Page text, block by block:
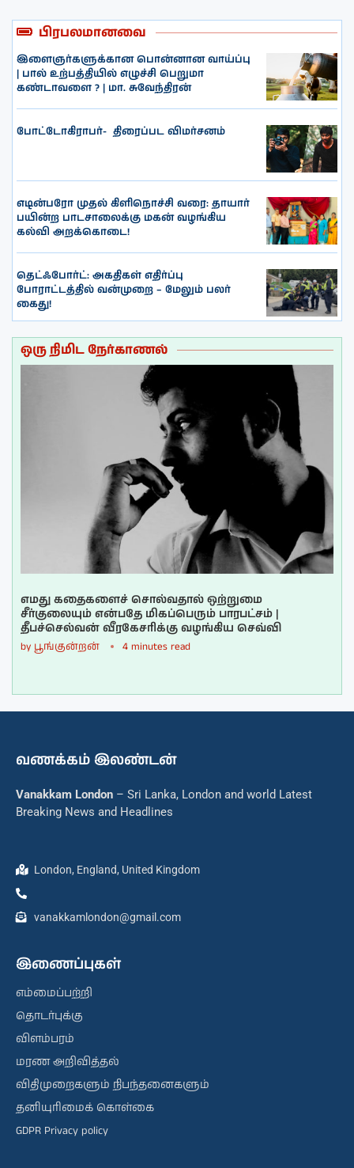
பிரபலமானவை
இளைஞர்களுக்கான பொன்னான வாய்ப்பு
| பால் உற்பத்தியில் எழுச்சி பெறுமா
கண்டாவளை ? | மா. சுவேந்திரன்
போட்டோகிராபர்- ‌ திரைப்பட விமர்சனம்
எடின்பரோ முதல் கிளிநொச்சி வரை: தாயார்
பயின்ற பாடசாலைக்கு மகன் வழங்கிய
கல்வி அறக்கொடை!
தெட்ஃபோர்ட்: அகதிகள் எதிர்ப்பு
போராட்டத்தில் வன்முறை – மேலும் பலர்
கைது!
ஒரு நிமிட நேர்காணல்
எமது கதைகளைச் சொல்வதால் ஒற்றுமை
சீர்குலையும் என்பதே மிகப்பெரும் பாரபட்சம் |
தீபச்செல்வன் வீரகேசரிக்கு வழங்கிய செவ்வி
by பூங்குன்றன் 4 minutes read
வணக்கம் இலண்டன்
Vanakkam London – Sri Lanka, London and world Latest
Breaking News and Headlines
London, England, United Kingdom
vanakkamlondon@gmail.com
இணைப்புகள்
எம்மைப்பற்றி
தொடர்புக்கு
விளம்பரம்
மரண அறிவித்தல்
விதிமுறைகளும் நிபந்தனைகளும்
தனியுரிமைக் கொள்கை
GDPR Privacy policy